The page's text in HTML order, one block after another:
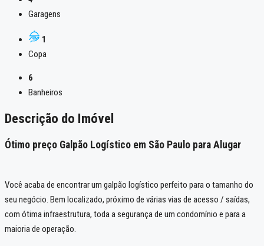
Garagens
1
Copa
6
Banheiros
Descrição do Imóvel
Ótimo preço Galpão Logístico em São Paulo para Alugar
Você acaba de encontrar um galpão logístico perfeito para o tamanho do
seu negócio. Bem localizado, próximo de várias vias de acesso / saídas,
com ótima infraestrutura, toda a segurança de um condomínio e para a
maioria de operação.